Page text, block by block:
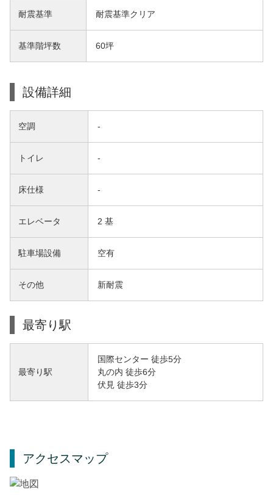
耐震基準 耐震基準クリア
基準階坪数 60坪
設備詳細
空調 -
トイレ -
床仕様 -
エレベータ 2 基
駐車場設備 空有
その他 新耐震
最寄り駅
最寄り駅
国際センター 徒歩5分
丸の内 徒歩6分
伏見 徒歩3分
アクセスマップ